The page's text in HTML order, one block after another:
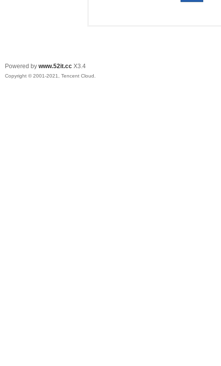
Powered by www.52it.cc X3.4
Copyright © 2001-2021, Tencent Cloud.